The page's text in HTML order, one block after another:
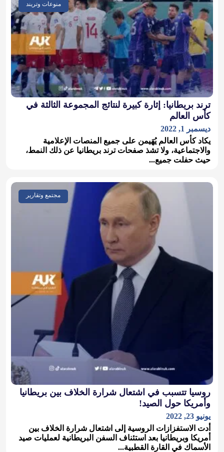
منوعات وتريند
ترند بريطانيا: إثارة كبيرة لنتائج المجموعة الثالثة في
كأس العالم
ديسمبر 1, 2022
يكاد كأس العالم يُهَيمن على جميع المنصات الإعلامية
والاجتماعية، ولا تشذ صفحات ترند بريطانيا عن ذلك النمط،
حيث حفلت جميع...
مجتمع وتقارير
روسيا تتسبب في اشتعال شرارة الخلاف بين بريطانيا
وأمريكا حول الصيد!
يونيو 23, 2022
أدت الاستفزازات الروسية إلى اشتعال شرارة الخلاف بين
أمريكا وبريطانيا بعد استئناف السفن البريطانية لعمليات صيد
الأسماك في القارة القطبية...